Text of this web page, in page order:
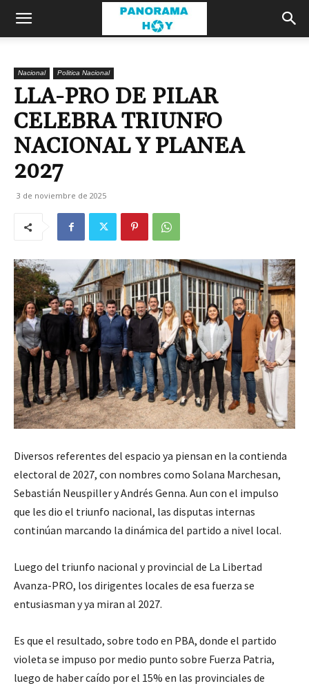
Nacional Politica Nacional
LLA-PRO DE PILAR
CELEBRA TRIUNFO
NACIONAL Y PLANEA
2027
3 de noviembre de 2025
Diversos referentes del espacio ya piensan en la contienda
electoral de 2027, con nombres como Solana Marchesan,
Sebastián Neuspiller y Andrés Genna. Aun con el impulso
que les dio el triunfo nacional, las disputas internas
continúan marcando la dinámica del partido a nivel local.
Luego del triunfo nacional y provincial de La Libertad
Avanza-PRO, los dirigentes locales de esa fuerza se
entusiasman y ya miran al 2027.
Es que el resultado, sobre todo en PBA, donde el partido
violeta se impuso por medio punto sobre Fuerza Patria,
luego de haber caído por el 15% en las provinciales de